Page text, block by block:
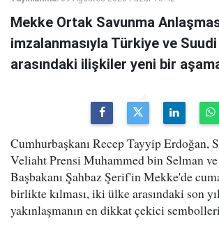
Mekke Ortak Savunma
imzalanmasıyla Türkiye ve
arasındaki ilişkiler yeni bir
Cumhurbaşkanı Recep Tayyip Erdoğan,
Veliaht Prensi Muhammed bin Selman
Başbakanı Şahbaz Şerif'in Mekke'de
birlikte kılması, iki ülke arasındaki son
yakınlaşmanın en dikkat çekici